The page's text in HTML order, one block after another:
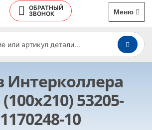
ОБРАТНЫЙ
ЗВОНОК
Меню
Интерколлера
53205-
1170248-10